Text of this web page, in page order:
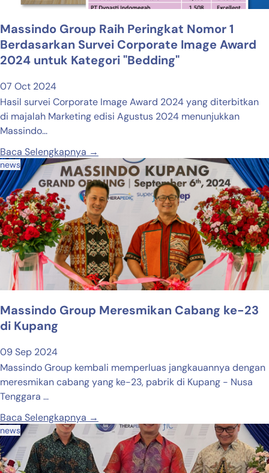
Massindo Group Raih Peringkat Nomor 1
Berdasarkan Survei Corporate Image Award
2024 untuk Kategori "Bedding"
07 Oct 2024
Hasil survei Corporate Image Award 2024 yang diterbitkan
di majalah Marketing edisi Agustus 2024 menunjukkan
Massindo...
Baca Selengkapnya →
news
Massindo Group Meresmikan Cabang ke-23
di Kupang
09 Sep 2024
Massindo Group kembali memperluas jangkauannya dengan
meresmikan cabang yang ke-23, pabrik di Kupang - Nusa
Tenggara ...
Baca Selengkapnya →
news